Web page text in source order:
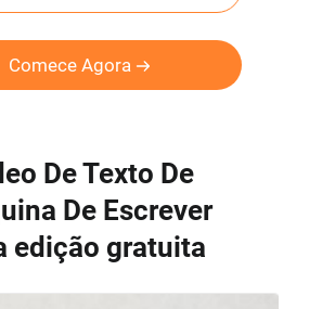
Comece Agora
De Texto De
De Escrever
edição gratuita